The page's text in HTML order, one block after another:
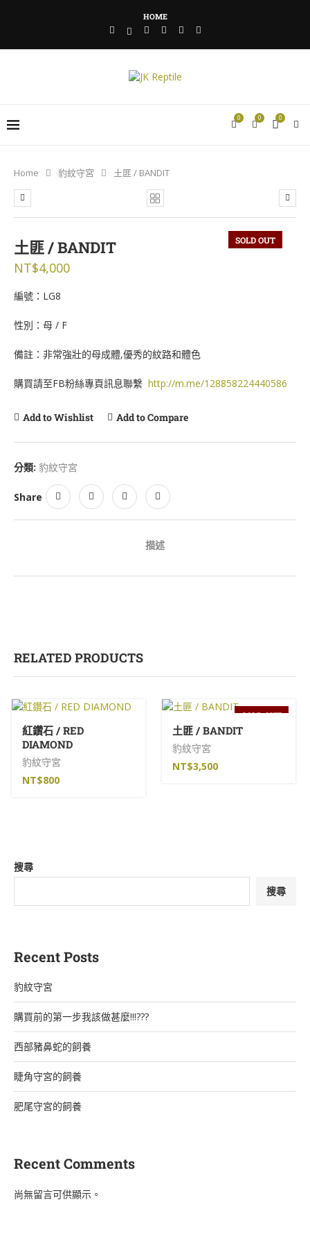
HOME
0
0
0
Home 豹紋守宮 土匪 / BANDIT
SOLD OUT
土匪 / BANDIT
NT$4,000
編號：LG8
性別：母 / F
備註：非常強壯的母成體,優秀的紋路和體色
購買請至FB粉絲專頁訊息聯繫 http://m.me/128858224440586
Add to Wishlist Add to Compare
分類: 豹紋守宮
Share
描述
RELATED PRODUCTS
紅鑽石 / RED
DIAMOND
豹紋守宮
NT$800
SOLD OUT
土匪 / BANDIT
豹紋守宮
NT$3,500
搜尋
搜尋
Recent Posts
豹紋守宮
購買前的第一步我該做甚麼!!!???
西部豬鼻蛇的飼養
睫角守宮的飼養
肥尾守宮的飼養
Recent Comments
尚無留言可供顯示。